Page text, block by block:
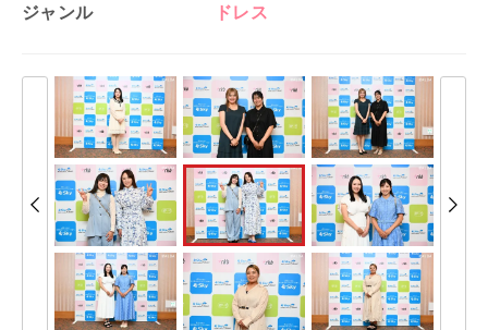
ジャンル ドレス